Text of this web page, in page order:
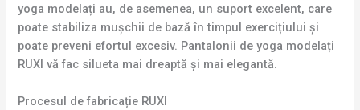
yoga modelați au, de asemenea, un suport excelent, care
poate stabiliza mușchii de bază în timpul exercițiului și
poate preveni efortul excesiv. Pantalonii de yoga modelați
RUXI vă fac silueta mai dreaptă și mai elegantă.
Procesul de fabricație RUXI